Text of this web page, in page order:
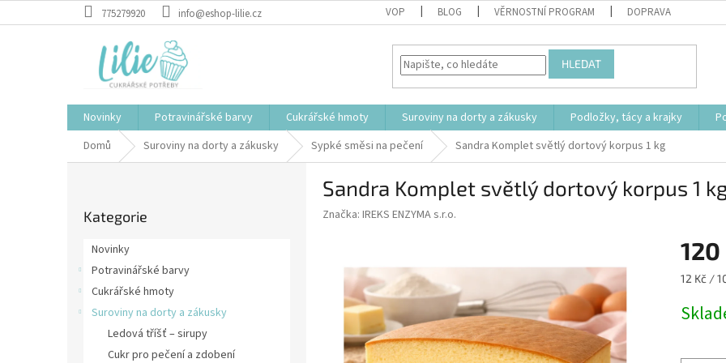
na
775279920 info@eshop-lilie.cz VOP BLOG VĚRNOSTNÍ PROGRAM DOPRAVA
HLEDAT
Novinky Potravinářské barvy Cukrářské hmoty Suroviny na dorty a zákusky Podložky, tácy a krajky
Domů
Suroviny na dorty a zákusky Sypké směsi na pečení Sandra Komplet světlý dortový korpus 1 kg
kategorie
Kategorie
Novinky
Potravinářské barvy
Cukrářské hmoty
Suroviny na dorty a zákusky
Ledová tříšť – sirupy
Cukr pro pečení a zdobení
Sandra Komplet světlý dortový korpus 1
Značka: IREKS ENZYMA s.r.o.
120
Měrná
12 Kč /